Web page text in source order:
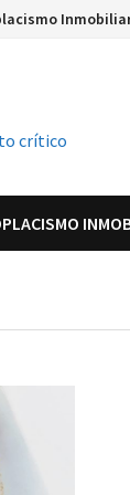
crítico